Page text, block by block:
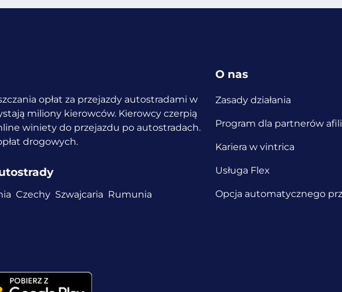
opłat za przejazdy autostradami w
miliony kierowców. Kierowcy czerpią
winiety do przejazdu po autostradach.
drogowych.
Czechy Szwajcaria Rumunia
O nas
Zasady działania
Program dla partnerów
Kariera w vintrica
Usługa Flex
Opcja automatycznego